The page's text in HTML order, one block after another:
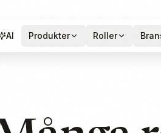
AI Produkter Roller